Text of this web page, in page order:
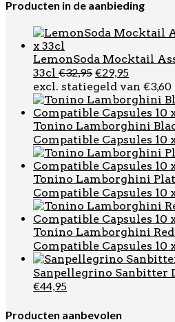
Producten in de aanbieding
LemonSoda Mocktail
33cl €32,95
prijs
was:
€32,95.
€29,95Huidige
prijs
is:
€29,95.
excl. statiegeld van €3,60
Tonino Lamborghini
Compatible Capsules 10
Tonino Lamborghini
Compatible Capsules 10
Tonino Lamborghini Red
Compatible Capsules 10
Sanpellegrino Sanbitter
Oorspronkelijke
was:
€44,95Huidige
is:
Producten aanbevolen